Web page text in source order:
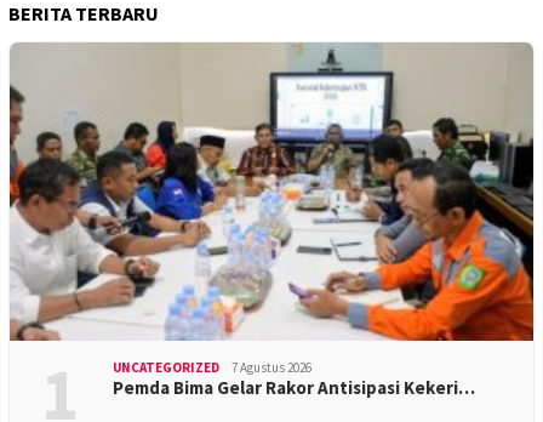
BERITA TERBARU
1 UNCATEGORIZED 7 Agustus 2026
Pemda Bima Gelar Rakor Antisipasi Kekeri…